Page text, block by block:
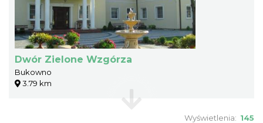
Dwór Zielone Wzgórza
Bukowno
3.79 km
Wyświetlenia: 145